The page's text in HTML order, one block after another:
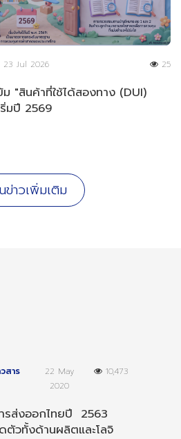
23 Jul 2026 25
ม "สินค้าที่ใช้ได้สองทาง (DUI)
มปี 2569
ข่าวเพิ่มเติม
สาร
22 May
2020
10,473
รส่งออกไทยปี 2563
ตัวทั้งด้านผลิตและโลจิ